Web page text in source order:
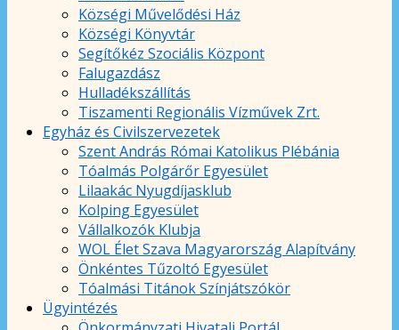
Községi Művelődési Ház
Községi Könyvtár
Segítőkéz Szociális Központ
Falugazdász
Hulladékszállítás
Tiszamenti Regionális Vízművek Zrt.
Egyház és Civilszervezetek
Szent András Római Katolikus Plébánia
Tóalmás Polgárőr Egyesület
Lilaakác Nyugdíjasklub
Kolping Egyesület
Vállalkozók Klubja
WOL Élet Szava Magyarország Alapítvány
Önkéntes Tűzoltó Egyesület
Tóalmási Titánok Színjátszókör
Ügyintézés